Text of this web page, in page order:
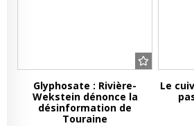
Glyphosate : Rivière-
Wekstein dénonce la
désinformation de
Touraine
Le